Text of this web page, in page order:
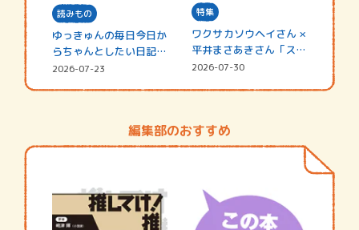
読みもの
ゆっきゅんの毎日今日か
らちゃんとしたい日記
☆202…
2026-07-23
特集
ワクサカソウヘイさん ×
平井まさあきさん「スペ
シャ…
2026-07-30
編集部のおすすめ